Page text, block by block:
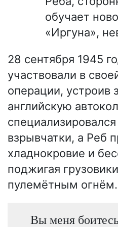
обучает
«Иргуна»,
28 сентября 1945
участвовали в
операции, устроив
английскую
взрывчатки, а Реб
хладнокровие и
поджигая
пулемётным огнём.
Вы меня